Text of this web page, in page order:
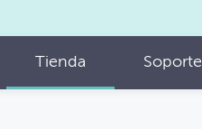
Tienda Soporte